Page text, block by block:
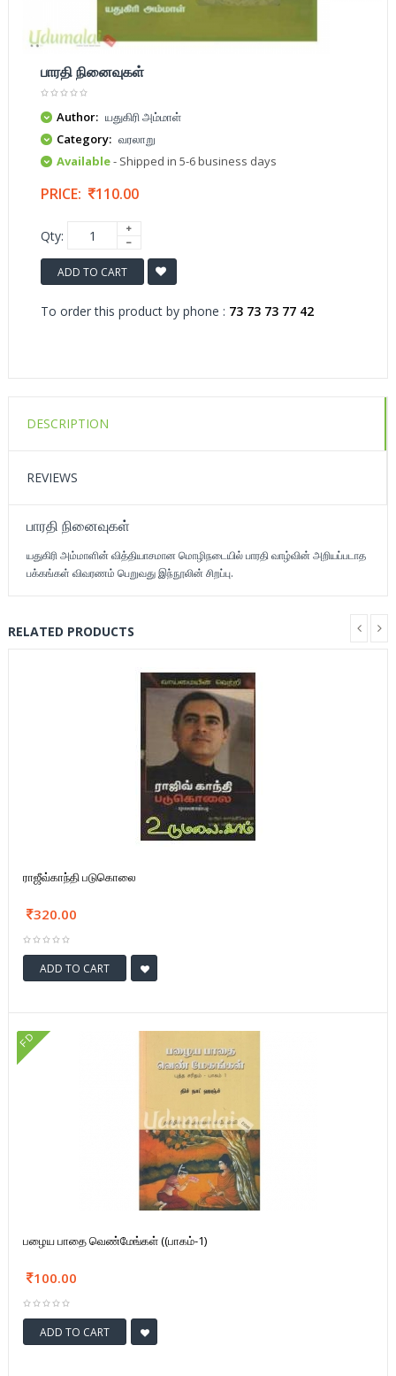
பாரதி நினைவுகள்
Author: யதுகிரி அம்மாள்
Category: வரலாறு
Available- Shipped in 5-6 business days
PRICE: 110.00
Qty:
ADD TO CART
To order this product by phone : 73 73 73 77 42
DESCRIPTION
REVIEWS
பாரதி நினைவுகள்
யதுகிரி அம்மாளின் வித்தியாசமான மொழிநடையில் பாரதி வாழ்வின் அறியப்படாத
பக்கங்கள் விவரணம் பெறுவது இந்நூலின் சிறப்பு.
RELATED PRODUCTS
ராஜீவ்காந்தி படுகொலை
320.00
ADD TO CART
FD
பழைய பாதை வெண்மேங்கள் ((பாகம்-1)
100.00
ADD TO CART